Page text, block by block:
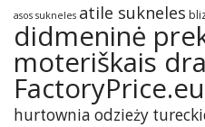
asos sukneles atile sukneles
didmeninė
moteriškais
FactoryPrice.eu
hurtownia odzieży